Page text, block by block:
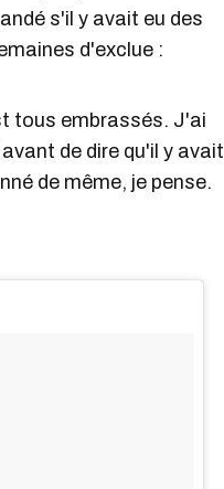
s'il y avait eu des
d'exclue :
tous embrassés. J'ai
de dire qu'il y avait
de même, je pense.